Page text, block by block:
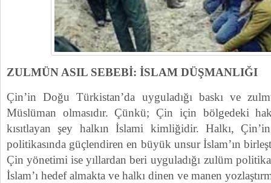
ZULMÜN ASIL SEBEBİ: İSLAM DÜŞMANLIĞI
Çin’in Doğu Türkistan’da uyguladığı baskı ve
Müslüman olmasıdır. Çünkü; Çin için bölgedeki
kısıtlayan şey halkın İslami kimliğidir. Halkı,
politikasında güçlendiren en büyük unsur İslam’ın
Çin yönetimi ise yıllardan beri uyguladığı zulüm
İslam’ı hedef almakta ve halkı dinen ve manen